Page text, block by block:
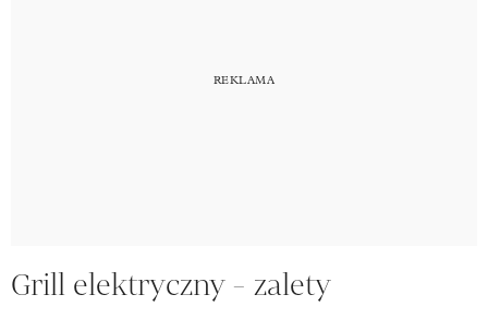
Grill elektryczny - zalety